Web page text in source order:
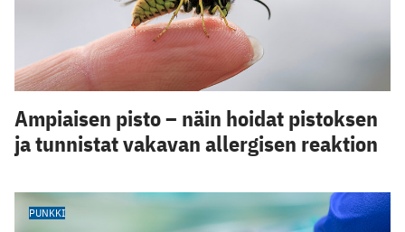
Ampiaisen pisto – näin hoidat pistoksen
ja tunnistat vakavan allergisen reaktion
PUNKKI